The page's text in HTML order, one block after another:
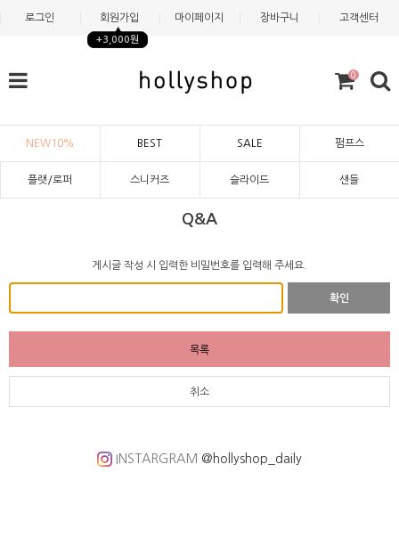
로그인 회원가입
+3,000원
마이페이지 장바구니 고객센터
0
NEW10% BEST SALE 펌프스
플랫/로퍼 스니커즈 슬라이드 샌들
Q&A
게시글 작성 시 입력한 비밀번호를 입력해 주세요.
확인
목록
취소
INSTARGRAM @hollyshop_daily